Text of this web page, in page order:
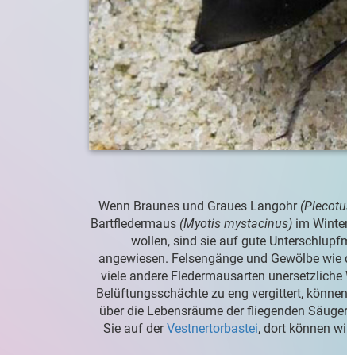
Wenn Braunes und Graues Langohr
Bartfledermaus (Myotis mystacinus) im
wollen, sind sie auf gute
angewiesen. Felsengänge und Gewölbe
viele andere Fledermausarten
Belüftungsschächte zu eng vergittert,
über die Lebensräume der fliegenden
Sie auf derVestnertorbastei, dort können